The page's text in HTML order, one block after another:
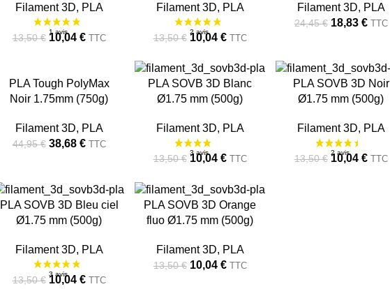
Filament 3D, PLA
1 avis
13,50€ 10,04 € TTC
Filament 3D, PLA
13,50€ 10,04 € TTC
Filament 3D, PLA
24,45€ 18,83 € TTC
-14%PLA Tough PolyMax
Noir 1.75mm (750g)
Filament 3D, PLA
44,95€ 38,68 € TTC
-26%
URE
PLA SOVB 3D Blanc
Ø1.75 mm (500g)
Filament 3D, PLA
13,50€ 10,04 € TTC
-26%
URE
PLA SOVB 3D Noir
Ø1.75 mm (500g)
Filament 3D, PLA
13,50€ 10,04 € TTC
-26%
URE
PLA SOVB 3D Bleu ciel
Ø1.75 mm (500g)
Filament 3D, PLA
13,50€ 10,04 € TTC
-26%
URE
PLA SOVB 3D Orange
fluo Ø1.75 mm (500g)
Filament 3D, PLA
13,50€ 10,04 € TTC